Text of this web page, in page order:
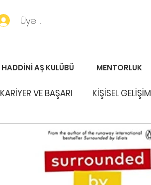
Üye Girişi
HADDİNİ AŞ KULÜBÜ MENTORLUK
KARİYER VE BAŞARI KİŞİSEL GELİŞİM